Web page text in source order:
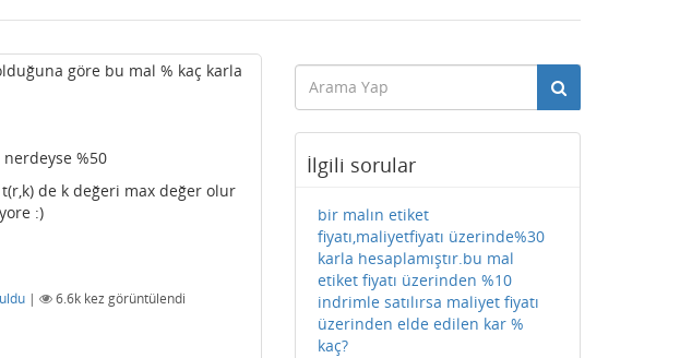
göre bu mal % kaç karla
%50
de k değeri max değer olur
:)
| 6.6k kez görüntülendi
İlgili sorular
bir malın etiket
fiyatı,maliyetfiyatı üzerinde%30
karla hesaplamıştır.bu mal
etiket fiyatı üzerinden %10
indrimle satılırsa maliyet fiyatı
üzerinden elde edilen kar %
kaç?